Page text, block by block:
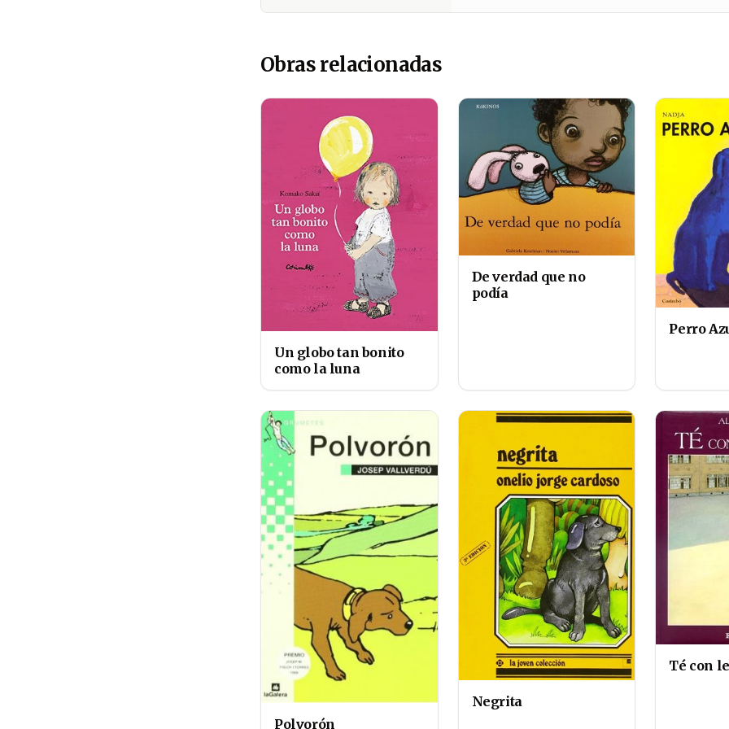
Obras relacionadas
Un globo tan bonito
como la luna
De verdad que no
podía
Perro
Polvorón
Negrita
Té con